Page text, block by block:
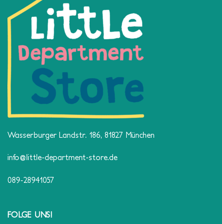
Wasserburger Landstr. 186, 81827 München
info@little-department-store.de
089-28941057
FOLGE UNS!